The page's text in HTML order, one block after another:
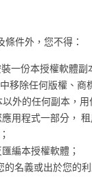
條件外，您不得：
一份本授權軟體副
移除任何版權、商
外的任何副本，用
用程式一部分，
編本授權軟體；
名義或出於您的